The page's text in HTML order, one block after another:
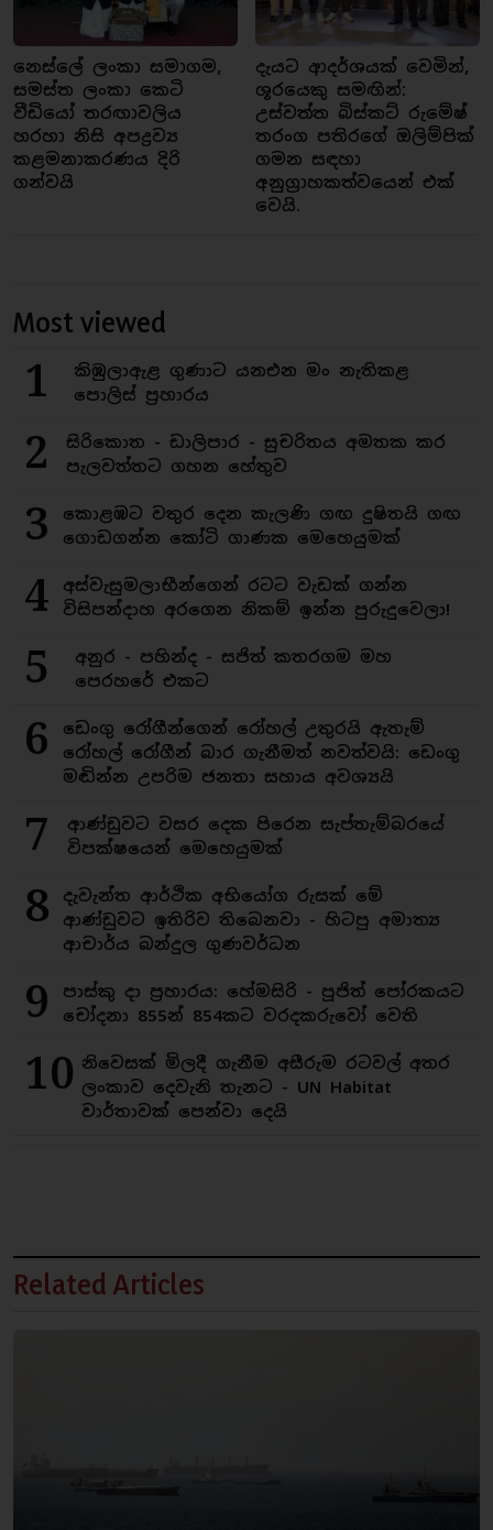
නෙස්ලේ ලංකා සමාගම,
සමස්ත ලංකා කෙටි
වීඩියෝ තරඟාවලිය
හරහා නිසි අපද්‍රව්‍ය
කළමනාකරණය දිරි
ගන්වයි
දැයට ආදර්ශයක් වෙමින්,
ශූරයෙකු සමඟින්:
උස්වත්ත බිස්කට් රුමේෂ්
තරංග පතිරගේ ඔලිම්පික්
ගමන සඳහා
අනුග්‍රාහකත්වයෙන් එක්
වෙයි.
Most viewed
1
කිඹුලාඇළ ගුණාට යනඑන මං නැතිකළ
පොලිස් ප්‍රහාරය
2
සිරිකොත - ඩාලිපාර - සුචරිතය අමතක කර
පැලවත්තට ගහන හේතුව
3
කොළඹට වතුර දෙන කැලණි ගඟ දුෂිතයි ගඟ
ගොඩගන්න කෝටි ගාණක මෙහෙයුමක්
4
අස්වැසුමලාභීන්ගෙන් රටට වැඩක් ගන්න
විසිපන්දාහ අරගෙන නිකම් ඉන්න පුරුදුවෙලා!
5
අනුර - පහින්ද - සජිත් කතරගම මහ
පෙරහරේ එකට
6
ඩෙංගු රෝගීන්ගෙන් රෝහල් උතුරයි ඇතැම්
රෝහල් රෝගීන් බාර ගැනීමත් නවත්වයි: ඩෙංගු
මඬින්න උපරිම ජනතා සහාය අවශ්‍යයි
7
ආණ්ඩුවට වසර දෙක පිරෙන සැප්තැම්බරයේ
විපක්ෂයෙන් මෙහෙයුමක්
8
දැවැන්ත ආර්ථික අභියෝග රුසක් මේ
ආණ්ඩුවට ඉතිරිව තිබෙනවා - හිටපු අමාත්‍ය
ආචාර්ය බන්දුල ගුණවර්ධන
9
පාස්කු දා ප්‍රහාරය: හේමසිරි - පූජිත් පෝරකයට
චෝදනා 855න් 854කට වරදකරුවෝ වෙති
10 නිවෙසක් මිලදී ගැනීම අසීරුම රටවල් අතර
ලංකාව දෙවැනි තැනට - UN Habitat
වාර්තාවක් පෙන්වා දෙයි
Related Articles